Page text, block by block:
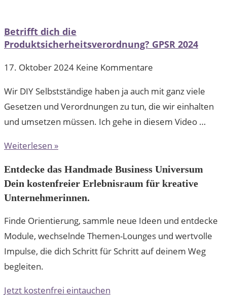
Betrifft dich die
Produktsicherheitsverordnung? GPSR 2024
17. Oktober 2024 Keine Kommentare
Wir DIY Selbstständige haben ja auch mit ganz viele
Gesetzen und Verordnungen zu tun, die wir einhalten
und umsetzen müssen. Ich gehe in diesem Video …
Weiterlesen »
Entdecke das Handmade Business Universum
Dein kostenfreier Erlebnisraum für kreative
Unternehmerinnen.
Finde Orientierung, sammle neue Ideen und entdecke
Module, wechselnde Themen-Lounges und wertvolle
Impulse, die dich Schritt für Schritt auf deinem Weg
begleiten.
Jetzt kostenfrei eintauchen